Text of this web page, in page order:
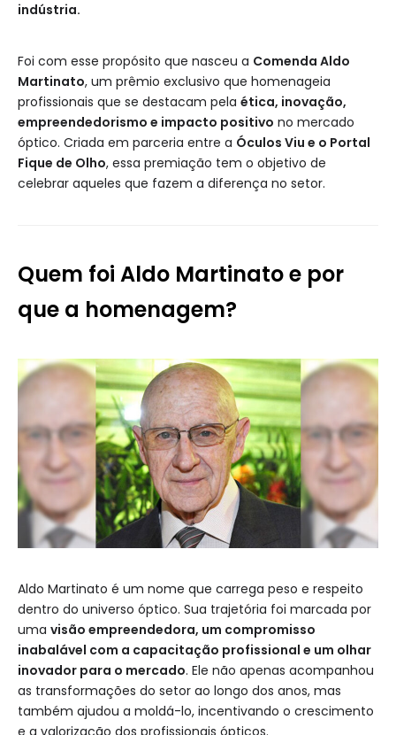
indústria.
Foi com esse propósito que nasceu a Comenda Aldo
Martinato, um prêmio exclusivo que homenageia
profissionais que se destacam pela ética, inovação,
empreendedorismo e impacto positivo no mercado
óptico. Criada em parceria entre a Óculos Viu e o Portal
Fique de Olho, essa premiação tem o objetivo de
celebrar aqueles que fazem a diferença no setor.
Quem foi Aldo Martinato e por
que a homenagem?
Aldo Martinato é um nome que carrega peso e respeito
dentro do universo óptico. Sua trajetória foi marcada por
uma visão empreendedora, um compromisso
inabalável com a capacitação profissional e um olhar
inovador para o mercado. Ele não apenas acompanhou
as transformações do setor ao longo dos anos, mas
também ajudou a moldá-lo, incentivando o crescimento